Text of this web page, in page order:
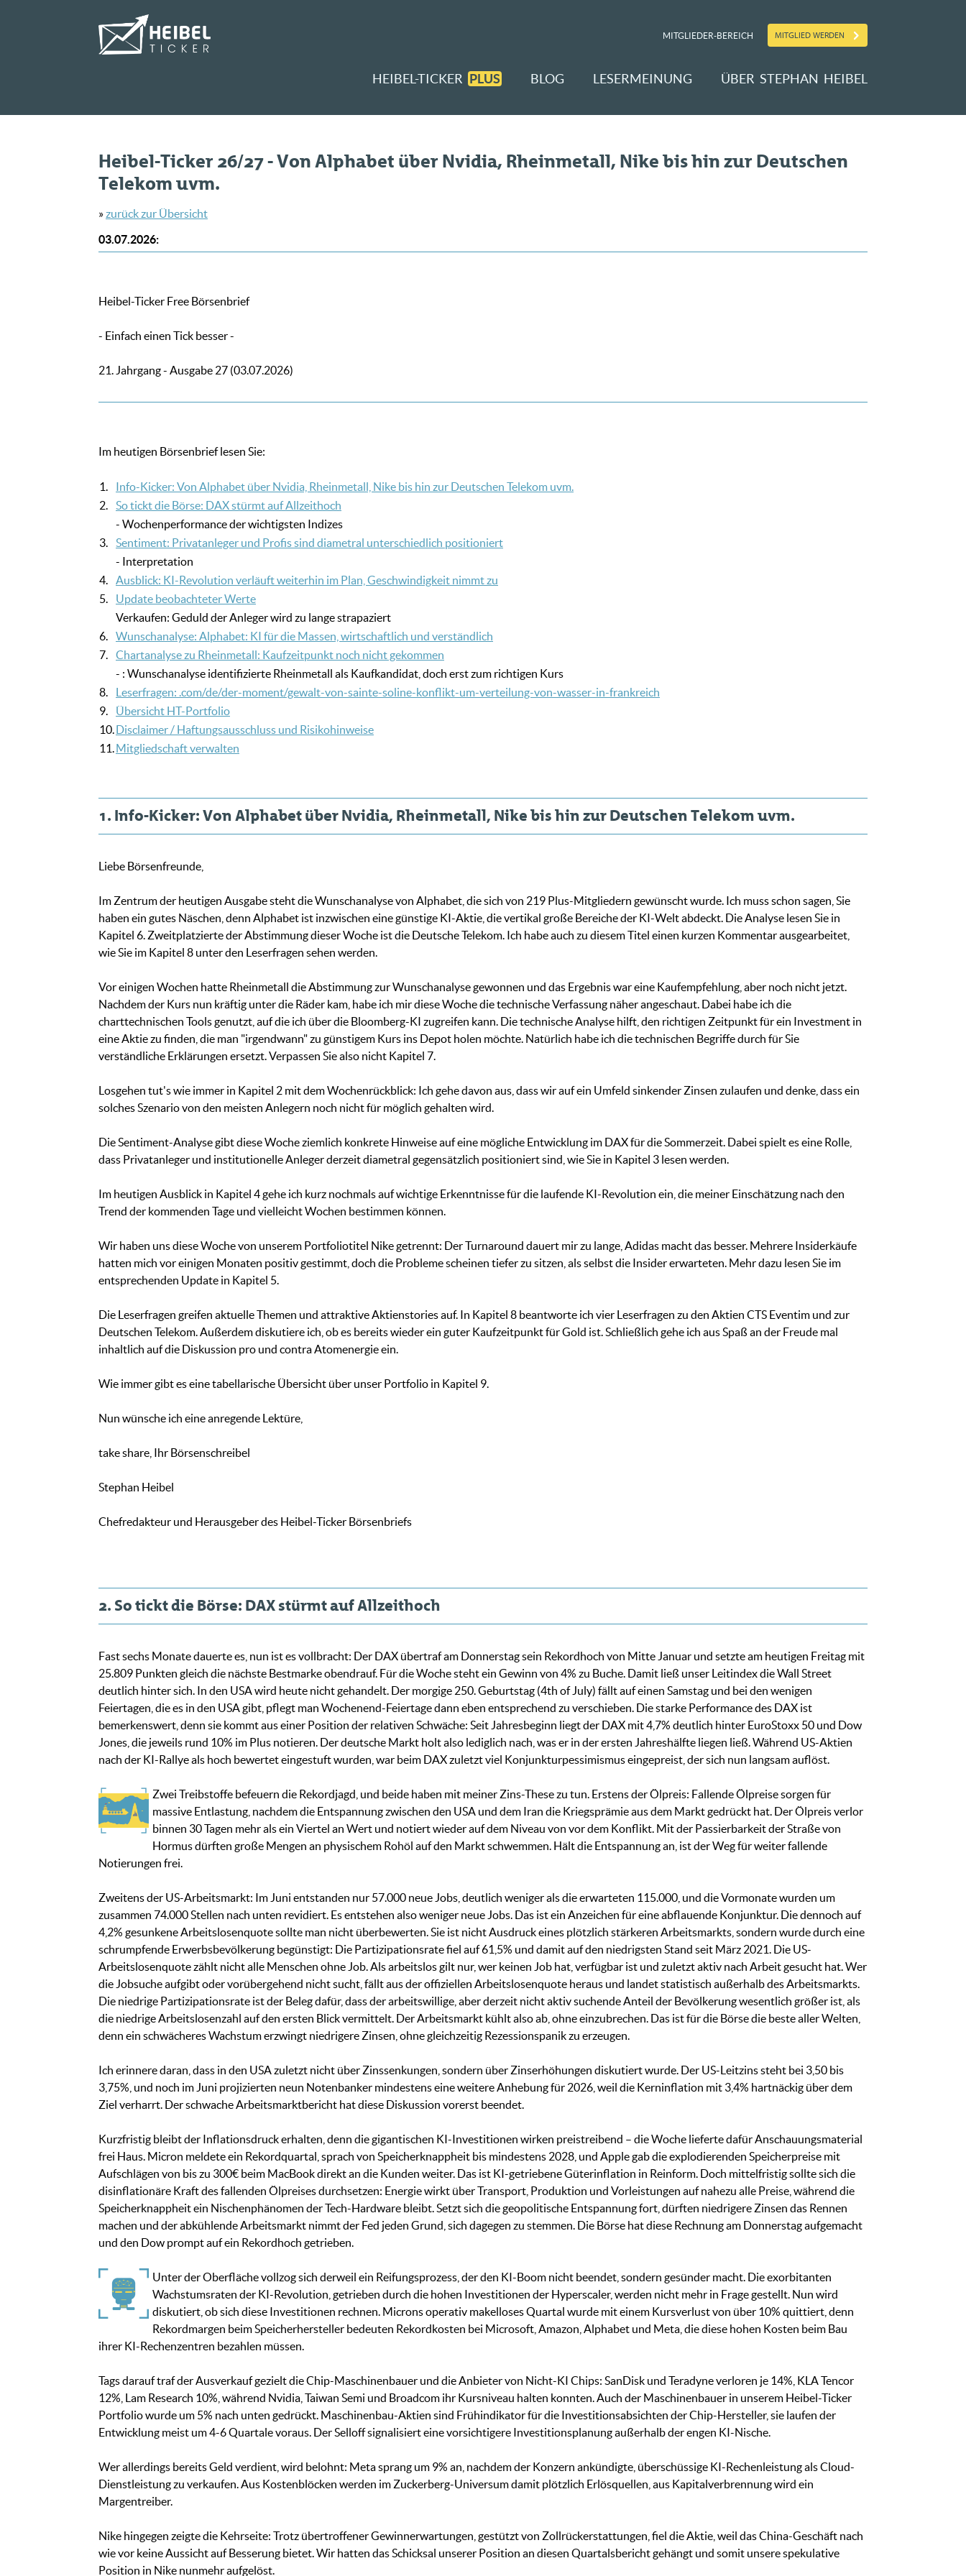
MITGLIEDER-BEREICH MITGLIED WERDEN
HEIBEL-TICKER PLUS BLOG LESERMEINUNG ÜBER STEPHAN HEIBEL
Heibel-Ticker 26/27 - Von Alphabet über Nvidia, Rheinmetall, Nike bis hin zur Deutschen
Telekom uvm.
»zurück zur Übersicht
03.07.2026:
Heibel-Ticker Free Börsenbrief
- Einfach einen Tick besser -
21. Jahrgang - Ausgabe 27 (03.07.2026)
Im heutigen Börsenbrief lesen Sie:
1.
Info-Kicker: Von Alphabet über Nvidia, Rheinmetall, Nike bis hin zur Deutschen Telekom uvm.
2.
So tickt die Börse: DAX stürmt auf Allzeithoch
- Wochenperformance der wichtigsten Indizes
3.
Sentiment: Privatanleger und Profis sind diametral unterschiedlich positioniert
- Interpretation
4.
Ausblick: KI-Revolution verläuft weiterhin im Plan, Geschwindigkeit nimmt zu
5.
Update beobachteter Werte
Verkaufen: Geduld der Anleger wird zu lange strapaziert
6.
Wunschanalyse: Alphabet: KI für die Massen, wirtschaftlich und verständlich
7.
Chartanalyse zu Rheinmetall: Kaufzeitpunkt noch nicht gekommen
- : Wunschanalyse identifizierte Rheinmetall als Kaufkandidat, doch erst zum richtigen Kurs
8.
Leserfragen: .com/de/der-moment/gewalt-von-sainte-soline-konflikt-um-verteilung-von-wasser-in-frankreich
9.
Übersicht HT-Portfolio
10.Disclaimer / Haftungsausschluss und Risikohinweise
11.Mitgliedschaft verwalten
1. Info-Kicker: Von Alphabet über Nvidia, Rheinmetall, Nike bis hin zur Deutschen Telekom uvm.
Liebe Börsenfreunde,
Im Zentrum der heutigen Ausgabe steht die Wunschanalyse von Alphabet, die sich von 219 Plus-Mitgliedern gewünscht wurde. Ich muss schon sagen, Sie
haben ein gutes Näschen, denn Alphabet ist inzwischen eine günstige KI-Aktie, die vertikal große Bereiche der KI-Welt abdeckt. Die Analyse lesen Sie in
Kapitel 6. Zweitplatzierte der Abstimmung dieser Woche ist die Deutsche Telekom. Ich habe auch zu diesem Titel einen kurzen Kommentar ausgearbeitet,
wie Sie im Kapitel 8 unter den Leserfragen sehen werden.
Vor einigen Wochen hatte Rheinmetall die Abstimmung zur Wunschanalyse gewonnen und das Ergebnis war eine Kaufempfehlung, aber noch nicht jetzt.
Nachdem der Kurs nun kräftig unter die Räder kam, habe ich mir diese Woche die technische Verfassung näher angeschaut. Dabei habe ich die
charttechnischen Tools genutzt, auf die ich über die Bloomberg-KI zugreifen kann. Die technische Analyse hilft, den richtigen Zeitpunkt für ein Investment in
eine Aktie zu finden, die man "irgendwann" zu günstigem Kurs ins Depot holen möchte. Natürlich habe ich die technischen Begriffe durch für Sie
verständliche Erklärungen ersetzt. Verpassen Sie also nicht Kapitel 7.
Losgehen tut's wie immer in Kapitel 2 mit dem Wochenrückblick: Ich gehe davon aus, dass wir auf ein Umfeld sinkender Zinsen zulaufen und denke, dass ein
solches Szenario von den meisten Anlegern noch nicht für möglich gehalten wird.
Die Sentiment-Analyse gibt diese Woche ziemlich konkrete Hinweise auf eine mögliche Entwicklung im DAX für die Sommerzeit. Dabei spielt es eine Rolle,
dass Privatanleger und institutionelle Anleger derzeit diametral gegensätzlich positioniert sind, wie Sie in Kapitel 3 lesen werden.
Im heutigen Ausblick in Kapitel 4 gehe ich kurz nochmals auf wichtige Erkenntnisse für die laufende KI-Revolution ein, die meiner Einschätzung nach den
Trend der kommenden Tage und vielleicht Wochen bestimmen können.
Wir haben uns diese Woche von unserem Portfoliotitel Nike getrennt: Der Turnaround dauert mir zu lange, Adidas macht das besser. Mehrere Insiderkäufe
hatten mich vor einigen Monaten positiv gestimmt, doch die Probleme scheinen tiefer zu sitzen, als selbst die Insider erwarteten. Mehr dazu lesen Sie im
entsprechenden Update in Kapitel 5.
Die Leserfragen greifen aktuelle Themen und attraktive Aktienstories auf. In Kapitel 8 beantworte ich vier Leserfragen zu den Aktien CTS Eventim und zur
Deutschen Telekom. Außerdem diskutiere ich, ob es bereits wieder ein guter Kaufzeitpunkt für Gold ist. Schließlich gehe ich aus Spaß an der Freude mal
inhaltlich auf die Diskussion pro und contra Atomenergie ein.
Wie immer gibt es eine tabellarische Übersicht über unser Portfolio in Kapitel 9.
Nun wünsche ich eine anregende Lektüre,
take share, Ihr Börsenschreibel
Stephan Heibel
Chefredakteur und Herausgeber des Heibel-Ticker Börsenbriefs
2. So tickt die Börse: DAX stürmt auf Allzeithoch
Fast sechs Monate dauerte es, nun ist es vollbracht: Der DAX übertraf am Donnerstag sein Rekordhoch von Mitte Januar und setzte am heutigen Freitag mit
25.809 Punkten gleich die nächste Bestmarke obendrauf. Für die Woche steht ein Gewinn von 4% zu Buche. Damit ließ unser Leitindex die Wall Street
deutlich hinter sich. In den USA wird heute nicht gehandelt. Der morgige 250. Geburtstag (4th of July) fällt auf einen Samstag und bei den wenigen
Feiertagen, die es in den USA gibt, pflegt man Wochenend-Feiertage dann eben entsprechend zu verschieben. Die starke Performance des DAX ist
bemerkenswert, denn sie kommt aus einer Position der relativen Schwäche: Seit Jahresbeginn liegt der DAX mit 4,7% deutlich hinter EuroStoxx 50 und Dow
Jones, die jeweils rund 10% im Plus notieren. Der deutsche Markt holt also lediglich nach, was er in der ersten Jahreshälfte liegen ließ. Während US-Aktien
nach der KI-Rallye als hoch bewertet eingestuft wurden, war beim DAX zuletzt viel Konjunkturpessimismus eingepreist, der sich nun langsam auflöst.
Zwei Treibstoffe befeuern die Rekordjagd, und beide haben mit meiner Zins-These zu tun. Erstens der Ölpreis: Fallende Ölpreise sorgen für
massive Entlastung, nachdem die Entspannung zwischen den USA und dem Iran die Kriegsprämie aus dem Markt gedrückt hat. Der Ölpreis verlor
binnen 30 Tagen mehr als ein Viertel an Wert und notiert wieder auf dem Niveau von vor dem Konflikt. Mit der Passierbarkeit der Straße von
Hormus dürften große Mengen an physischem Rohöl auf den Markt schwemmen. Hält die Entspannung an, ist der Weg für weiter fallende
Notierungen frei.
Zweitens der US-Arbeitsmarkt: Im Juni entstanden nur 57.000 neue Jobs, deutlich weniger als die erwarteten 115.000, und die Vormonate wurden um
zusammen 74.000 Stellen nach unten revidiert. Es entstehen also weniger neue Jobs. Das ist ein Anzeichen für eine abflauende Konjunktur. Die dennoch auf
4,2% gesunkene Arbeitslosenquote sollte man nicht überbewerten. Sie ist nicht Ausdruck eines plötzlich stärkeren Arbeitsmarkts, sondern wurde durch eine
schrumpfende Erwerbsbevölkerung begünstigt: Die Partizipationsrate fiel auf 61,5% und damit auf den niedrigsten Stand seit März 2021. Die US-
Arbeitslosenquote zählt nicht alle Menschen ohne Job. Als arbeitslos gilt nur, wer keinen Job hat, verfügbar ist und zuletzt aktiv nach Arbeit gesucht hat. Wer
die Jobsuche aufgibt oder vorübergehend nicht sucht, fällt aus der offiziellen Arbeitslosenquote heraus und landet statistisch außerhalb des Arbeitsmarkts.
Die niedrige Partizipationsrate ist der Beleg dafür, dass der arbeitswillige, aber derzeit nicht aktiv suchende Anteil der Bevölkerung wesentlich größer ist, als
die niedrige Arbeitslosenzahl auf den ersten Blick vermittelt. Der Arbeitsmarkt kühlt also ab, ohne einzubrechen. Das ist für die Börse die beste aller Welten,
denn ein schwächeres Wachstum erzwingt niedrigere Zinsen, ohne gleichzeitig Rezessionspanik zu erzeugen.
Ich erinnere daran, dass in den USA zuletzt nicht über Zinssenkungen, sondern über Zinserhöhungen diskutiert wurde. Der US-Leitzins steht bei 3,50 bis
3,75%, und noch im Juni projizierten neun Notenbanker mindestens eine weitere Anhebung für 2026, weil die Kerninflation mit 3,4% hartnäckig über dem
Ziel verharrt. Der schwache Arbeitsmarktbericht hat diese Diskussion vorerst beendet.
Kurzfristig bleibt der Inflationsdruck erhalten, denn die gigantischen KI-Investitionen wirken preistreibend – die Woche lieferte dafür Anschauungsmaterial
frei Haus. Micron meldete ein Rekordquartal, sprach von Speicherknappheit bis mindestens 2028, und Apple gab die explodierenden Speicherpreise mit
Aufschlägen von bis zu 300€ beim MacBook direkt an die Kunden weiter. Das ist KI-getriebene Güterinflation in Reinform. Doch mittelfristig sollte sich die
disinflationäre Kraft des fallenden Ölpreises durchsetzen: Energie wirkt über Transport, Produktion und Vorleistungen auf nahezu alle Preise, während die
Speicherknappheit ein Nischenphänomen der Tech-Hardware bleibt. Setzt sich die geopolitische Entspannung fort, dürften niedrigere Zinsen das Rennen
machen und der abkühlende Arbeitsmarkt nimmt der Fed jeden Grund, sich dagegen zu stemmen. Die Börse hat diese Rechnung am Donnerstag aufgemacht
und den Dow prompt auf ein Rekordhoch getrieben.
Unter der Oberfläche vollzog sich derweil ein Reifungsprozess, der den KI-Boom nicht beendet, sondern gesünder macht. Die exorbitanten
Wachstumsraten der KI-Revolution, getrieben durch die hohen Investitionen der Hyperscaler, werden nicht mehr in Frage gestellt. Nun wird
diskutiert, ob sich diese Investitionen rechnen. Microns operativ makelloses Quartal wurde mit einem Kursverlust von über 10% quittiert, denn
Rekordmargen beim Speicherhersteller bedeuten Rekordkosten bei Microsoft, Amazon, Alphabet und Meta, die diese hohen Kosten beim Bau
ihrer KI-Rechenzentren bezahlen müssen.
Tags darauf traf der Ausverkauf gezielt die Chip-Maschinenbauer und die Anbieter von Nicht-KI Chips: SanDisk und Teradyne verloren je 14%, KLA Tencor
12%, Lam Research 10%, während Nvidia, Taiwan Semi und Broadcom ihr Kursniveau halten konnten. Auch der Maschinenbauer in unserem Heibel-Ticker
Portfolio wurde um 5% nach unten gedrückt. Maschinenbau-Aktien sind Frühindikator für die Investitionsabsichten der Chip-Hersteller, sie laufen der
Entwicklung meist um 4-6 Quartale voraus. Der Selloff signalisiert eine vorsichtigere Investitionsplanung außerhalb der engen KI-Nische.
Wer allerdings bereits Geld verdient, wird belohnt: Meta sprang um 9% an, nachdem der Konzern ankündigte, überschüssige KI-Rechenleistung als Cloud-
Dienstleistung zu verkaufen. Aus Kostenblöcken werden im Zuckerberg-Universum damit plötzlich Erlösquellen, aus Kapitalverbrennung wird ein
Margentreiber.
Nike hingegen zeigte die Kehrseite: Trotz übertroffener Gewinnerwartungen, gestützt von Zollrückerstattungen, fiel die Aktie, weil das China-Geschäft nach
wie vor keine Aussicht auf Besserung bietet. Wir hatten das Schicksal unserer Position an diesen Quartalsbericht gehängt und somit unsere spekulative
Position in Nike nunmehr aufgelöst.